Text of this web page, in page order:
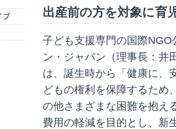
出産前の方を対象に育
子ども支援専門の国際
ン・ジャパン（理事長：井
は、誕生時から「健康に、
どもの権利を保障するため
の他さまざまな困難を抱え
費用の軽減を目的とし、新